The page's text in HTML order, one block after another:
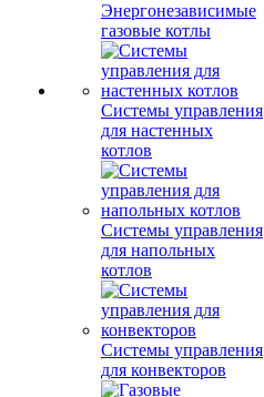
Энергонезависимые
газовые котлы
Системы управления
для настенных
котлов
Системы управления
для напольных
котлов
Системы управления
для конвекторов